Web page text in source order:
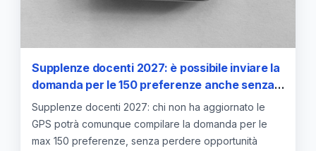
Supplenze docenti 2027: è possibile inviare la
domanda per le 150 preferenze anche senza
aggiornare la GPS
Supplenze docenti 2027: chi non ha aggiornato le
GPS potrà comunque compilare la domanda per le
max 150 preferenze, senza perdere opportunità